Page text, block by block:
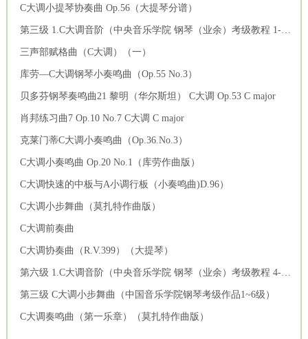
C大调小提琴协奏曲 Op.56（大提琴分谱）
第三级 1.C大调音阶（中央音乐学院 钢琴（业余）考级教程 1-3级）
三声部赋格曲（C大调）（一）
库劳—C大调钢琴小奏鸣曲（Op.55 No.3）
贝多芬钢琴奏鸣曲21 黎明（华尔斯坦） C大调 Op.53 C major
肖邦练习曲7 Op.10 No.7 C大调 C major
克莱门蒂C大调小奏鸣曲（Op.36.No.3）
C大调小奏鸣曲 Op.20 No.1（库劳作曲版）
C大调快速的中板与A小调行板（小奏鸣曲)D.96）
C大调小步舞曲（莫扎特作曲版）
C大调前奏曲
C大调协奏曲（R.V.399）（大提琴）
第六级 1.C大调音阶（中央音乐学院 钢琴（业余）考级教程 4-6级）
第三级 C大调小步舞曲（中国音乐学院钢琴考级作品1~6级）
C大调奏鸣曲（第一乐章）（莫扎特作曲版）